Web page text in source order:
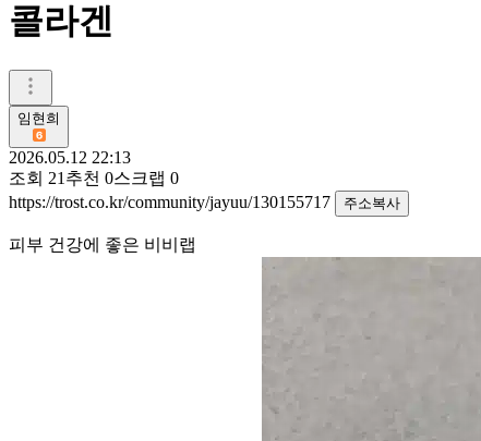
콜라겐
임현희
2026.05.12 22:13
조회 21 추천 0스크랩 0
https://trost.co.kr/community/jayuu/130155717
주소복사
피부 건강에 좋은 비비랩